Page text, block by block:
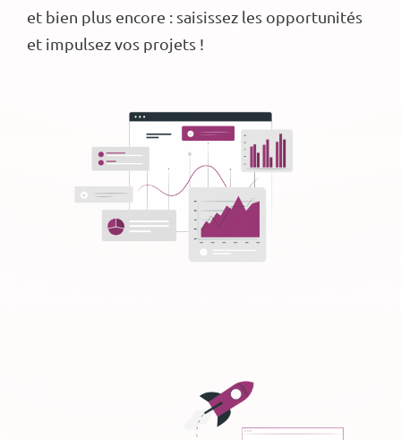
et bien plus encore : saisissez les opportunités
et impulsez vos projets !